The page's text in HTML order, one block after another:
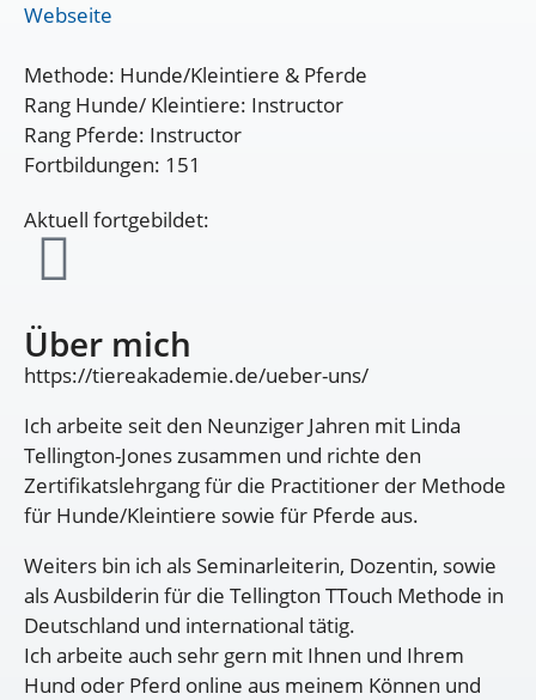
Webseite
Methode: Hunde/Kleintiere & Pferde
Rang Hunde/ Kleintiere: Instructor
Rang Pferde: Instructor
Fortbildungen: 151
Aktuell fortgebildet:
Über mich
https://tiereakademie.de/ueber-uns/
Ich arbeite seit den Neunziger Jahren mit Linda
Tellington-Jones zusammen und richte den
Zertifikatslehrgang für die Practitioner der Methode
für Hunde/Kleintiere sowie für Pferde aus.
Weiters bin ich als Seminarleiterin, Dozentin, sowie
als Ausbilderin für die Tellington TTouch Methode in
Deutschland und international tätig.
Ich arbeite auch sehr gern mit Ihnen und Ihrem
Hund oder Pferd online aus meinem Können und